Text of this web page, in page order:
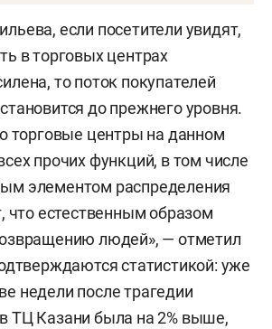
если посетители увидят,
в торговых центрах
то поток покупателей
до прежнего уровня.
торговые центры на данном
прочих функций, в том числе
элементом распределения
что естественным образом
людей», — отметил
статистикой: уже
недели после трагедии
ТЦ Казани была на 2% выше,